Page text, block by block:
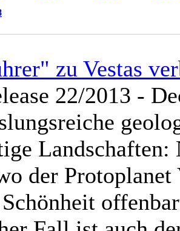
zu Vestas
22/2013 -
Landschaften:
der Protoplanet